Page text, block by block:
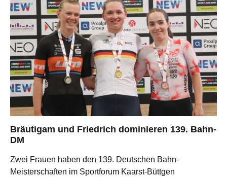
Bräutigam und Friedrich dominieren 139. Bahn-
DM
Zwei Frauen haben den 139. Deutschen Bahn-
Meisterschaften im Sportforum Kaarst-Büttgen